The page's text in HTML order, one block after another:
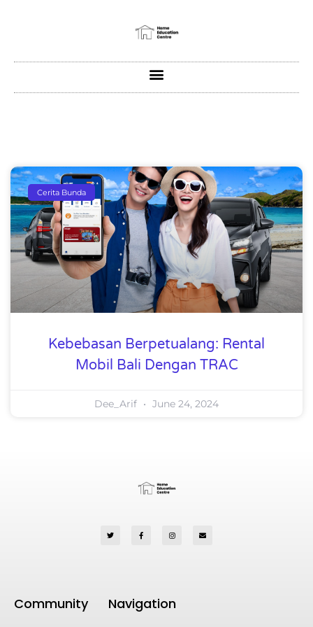
Cerita Bunda
Kebebasan Berpetualang: Rental
Mobil Bali Dengan TRAC
Dee_Arif June 24, 2024
Community Navigation